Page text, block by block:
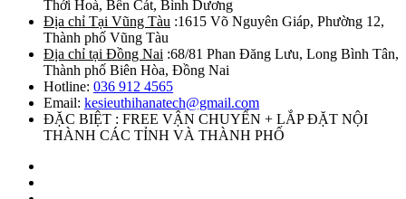
Thới Hoà, Bến Cát, Bình Dương
Địa chỉ Tại Vũng Tàu :1615 Võ Nguyên Giáp, Phường 12,
Thành phố Vũng Tàu
Địa chỉ tại Đồng Nai :68/81 Phan Đăng Lưu, Long Bình Tân,
Thành phố Biên Hòa, Đồng Nai
Hotline: 036 912 4565
Email: kesieuthihanatech@gmail.com
ĐẶC BIỆT : FREE VẬN CHUYỂN + LẮP ĐẶT NỘI
THÀNH CÁC TỈNH VÀ THÀNH PHỐ